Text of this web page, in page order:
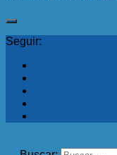
Seguir: